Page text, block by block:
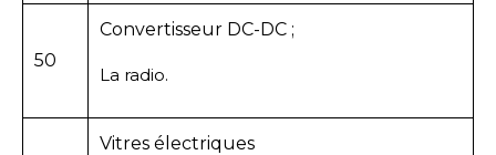
50
Convertisseur DC-DC ;
La radio.
Vitres électriques